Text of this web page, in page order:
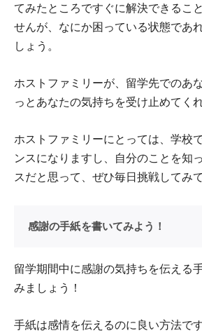
てみたところですぐに解決できるこ
せんが、なにか困っている状態であ
しょう。
ホストファミリーが、留学先でのあ
っとあなたの気持ちを受け止めてくれ
ホストファミリーにとっては、学校
ンスになりますし、自分のことを知
スだと思って、ぜひ毎日挑戦してみ
感謝の手紙を書いてみよう！
留学期間中に感謝の気持ちを伝える
みましょう！
手紙は感情を伝えるのに良い方法で